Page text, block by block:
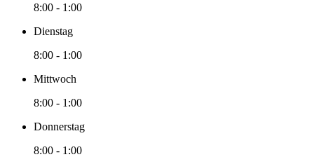
8:00 - 1:00
Dienstag
8:00 - 1:00
Mittwoch
8:00 - 1:00
Donnerstag
8:00 - 1:00